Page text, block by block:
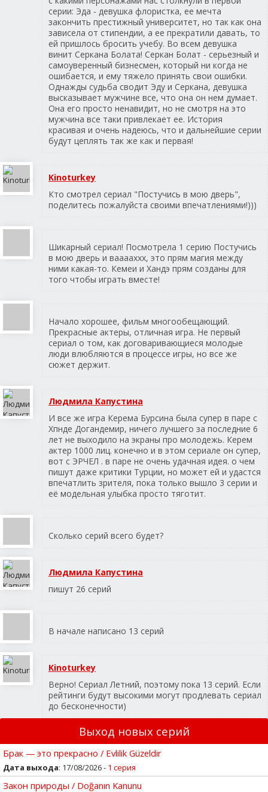
серии: Эда - девушка флористка, ее мечта
закончить престижный университет, но так как она
зависела от стипендии, а ее прекратили давать, то
ей пришлось бросить учебу. Во всем девушка
винит Серкана Болата! Серкан Болат - серьезный и
самоуверенный бизнесмен, который ни когда не
ошибается, и ему тяжело принять свои ошибки.
Однажды судьба сводит Эду и Серкана, девушка
высказывает мужчине все, что она он нем думает.
Она его просто ненавидит, но не смотря на это
мужчина все таки привлекает ее. История
красивая и очень надеюсь, что и дальнейшие серии
будут цеплять так же как и первая!
Kinoturkey
Кто смотрел сериал "Постучись в мою дверь",
поделитесь пожалуйста своими впечатлениями!)))
Шикарный сериал! Посмотрела 1 серию Постучись
в мою дверь и вааааххх, это прям магия между
ними какая-то. Кемеи и Хандэ прям созданы для
того чтобы играть вместе!
Начало хорошее, фильм многообещающий.
Прекрасные актеры, отличная игра. Не первый
сериал о том, как договаривающиеся молодые
люди влюбляются в процессе игры, но все же
сюжет держит.
Людмила Капустина
И все же игра Керема Бурсина была супер в паре с
Хпнде Догандемир, ничего лучшего за последние 6
лет не выходило на экраны про молодежь. Керем
актер 1000 лиц. конечно и в этом сериале он супер,
вот с ЭРЧЕЛ . в паре не очень удачная идея. о чем
пишут даже критики Турции, но может ей и удастся
впечатлить зрителя, пока только вышло 3 серии и
её модельная улыбка просто тяготит.
Сколько серий всего будет?
Людмила Капустина
пишут 26 серий
В начале написано 13 серий
Kinoturkey
Верно! Сериал Летний, поэтому пока 13 серий. Если
рейтинги будут высокими могут продлевать сериал
до бесконечности)
Выход новых серий
Брак — это прекрасно / Evlilik Güzeldir
Дата выхода: 17/08/2026 - 1 серия
Закон природы / Doğanın Kanunu